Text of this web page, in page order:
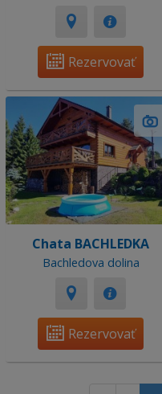
Rezervovať
Chata BACHLEDKA
Bachledova dolina
Rezervovať